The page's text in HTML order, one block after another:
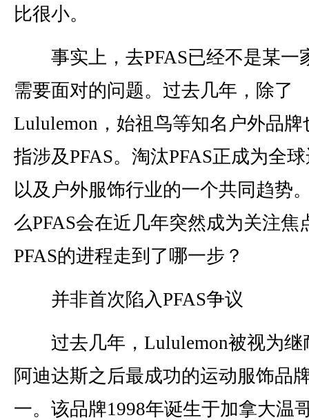
比很小。
事实上，去PFAS已经不是某一
需要面对的问题。过去几年，除了
Lululemon，始祖鸟等知名户外品牌
指涉及PFAS。淘汰PFAS正成为全
以及户外服饰行业的一个共同趋势
么PFAS会在近几年突然成为关注焦
PFAS的进程走到了哪一步？
并非首次陷入PFAS争议
过去几年，Lululemon被视为继
阿迪达斯之后最成功的运动服饰品
一。该品牌1998年诞生于加拿大温